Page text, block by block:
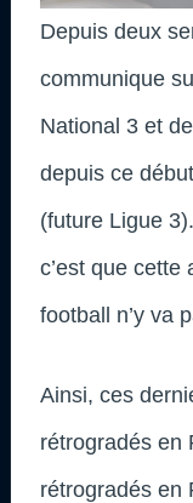
Depuis deux
communique
National 3 et
depuis ce
(future Ligue
c’est que cette
football n’y va
Ainsi, ces
rétrogradés en
rétrogradés en